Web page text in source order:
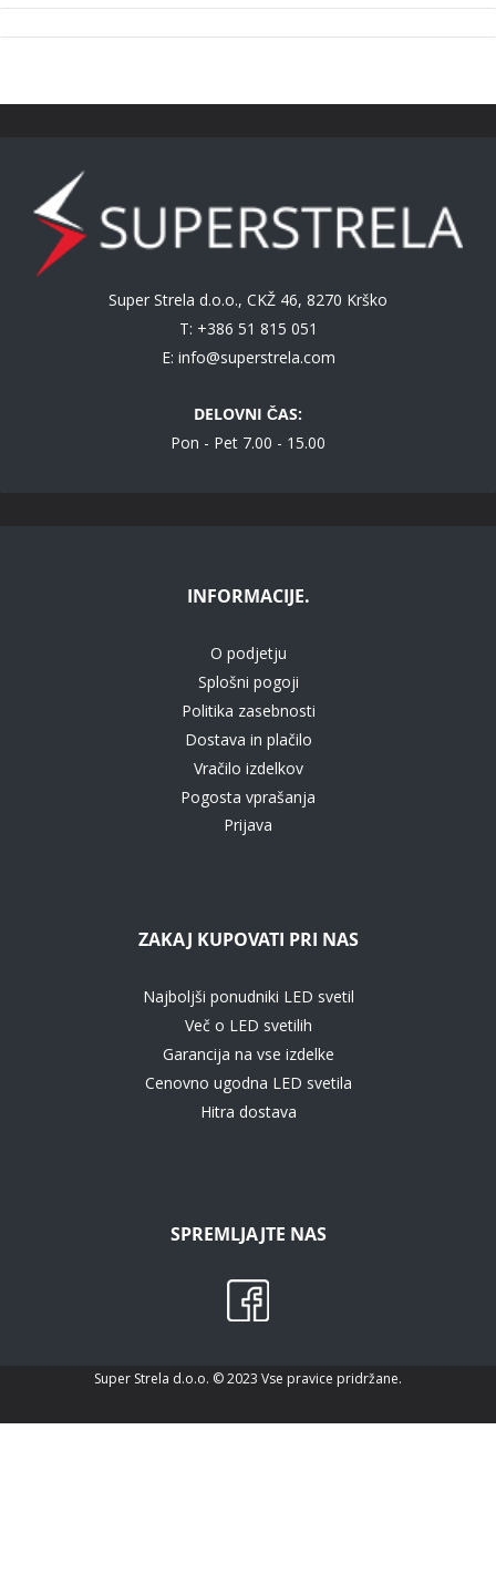
Super Strela d.o.o., CKŽ 46, 8270 Krško
T: +386 51 815 051
E: info@superstrela.com
DELOVNI ČAS:
Pon - Pet 7.00 - 15.00
INFORMACIJE.
O podjetju
Splošni pogoji
Politika zasebnosti
Dostava in plačilo
Vračilo izdelkov
Pogosta vprašanja
Prijava
ZAKAJ KUPOVATI PRI NAS
Najboljši ponudniki LED svetil
Več o LED svetilih
Garancija na vse izdelke
Cenovno ugodna LED svetila
Hitra dostava
SPREMLJAJTE NAS
Super Strela d.o.o. © 2023 Vse pravice pridržane.